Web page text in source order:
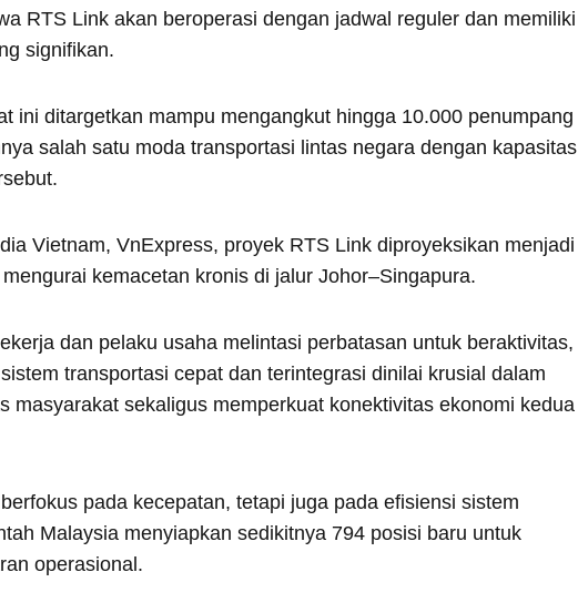
RTS Link akan beroperasi dengan jadwal reguler dan memiliki
signifikan.
ini ditargetkan mampu mengangkut hingga 10.000 penumpang
salah satu moda transportasi lintas negara dengan kapasitas
Vietnam, VnExpress, proyek RTS Link diproyeksikan menjadi
kemacetan kronis di jalur Johor–Singapura.
dan pelaku usaha melintasi perbatasan untuk beraktivitas,
transportasi cepat dan terintegrasi dinilai krusial dalam
masyarakat sekaligus memperkuat konektivitas ekonomi kedua
pada kecepatan, tetapi juga pada efisiensi sistem
Malaysia menyiapkan sedikitnya 794 posisi baru untuk
operasional.